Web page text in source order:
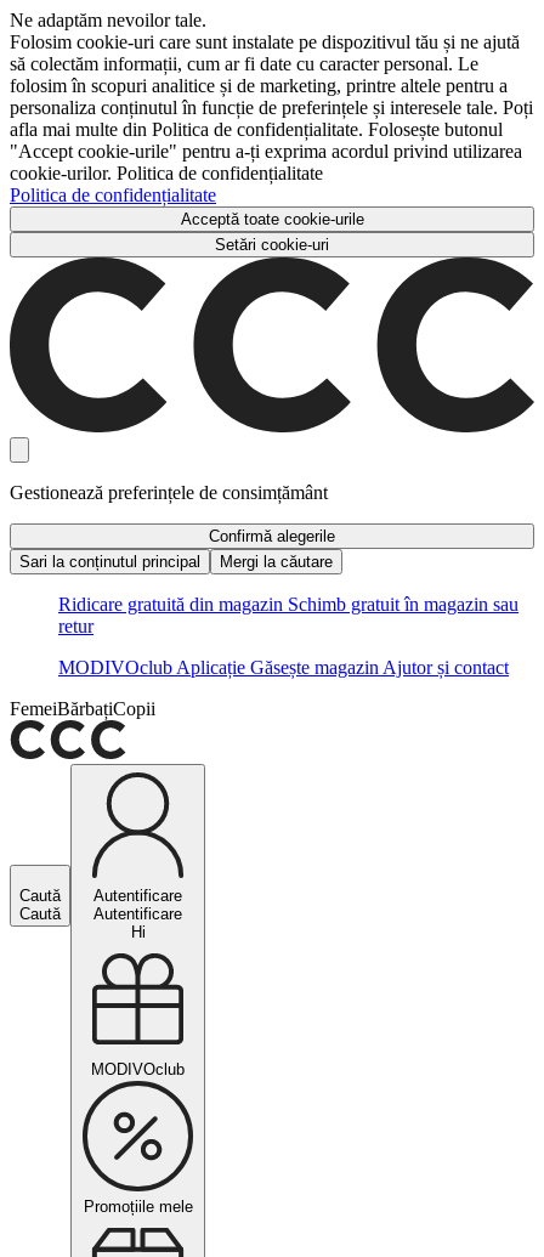
Ne adaptăm nevoilor tale.
Folosim cookie-uri care sunt instalate pe dispozitivul tău și ne ajută
să colectăm informații, cum ar fi date cu caracter personal. Le
folosim în scopuri analitice și de marketing, printre altele pentru a
personaliza conținutul în funcție de preferințele și interesele tale. Poți
afla mai multe din Politica de confidențialitate. Folosește butonul
"Accept cookie-urile" pentru a-ți exprima acordul privind utilizarea
cookie-urilor. Politica de confidențialitate
Politica de confidențialitate
Acceptă toate cookie-urile
Setări cookie-uri
Gestionează preferințele de consimțământ
Confirmă alegerile
Sari la conținutul principal
Mergi la căutare
Ridicare gratuită din magazin Schimb gratuit în magazin sau
retur
MODIVOclub Aplicație Găsește magazin Ajutor și contact
FemeiBărbațiCopii
Caută
Caută
Autentificare
Autentificare
Hi
MODIVOclub
Promoțiile mele